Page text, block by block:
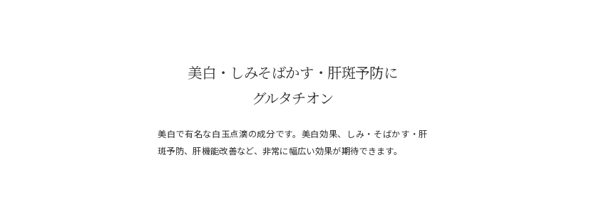
美白・しみそばかす・肝斑予防に
グルタチオン
美白で有名な白玉点滴の成分です。美白効果、しみ・そばかす・肝
斑予防、肝機能改善など、非常に幅広い効果が期待できます。